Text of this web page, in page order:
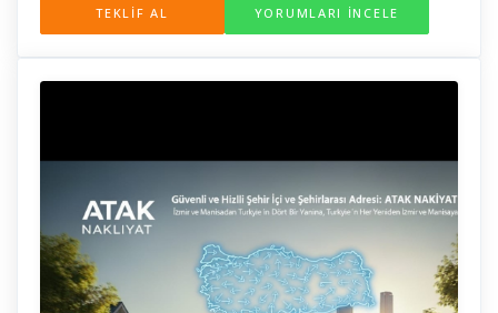
TEKLİF AL YORUMLARI İNCELE